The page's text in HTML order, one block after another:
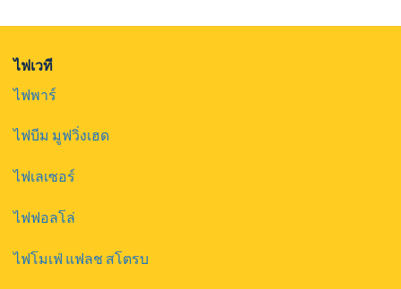
ไฟเวที
ไฟพาร์
ไฟบีม มูฟวิ่งเฮด
ไฟเลเซอร์
ไฟฟอลโล่
ไฟโมเฟ่ แฟลช สโตรบ